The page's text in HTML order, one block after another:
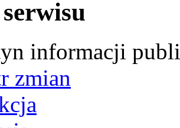
informacji
zmian